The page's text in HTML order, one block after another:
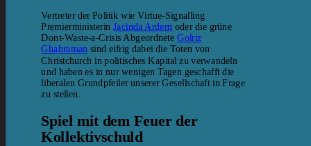
Vertreter der Politik wie Virtue-Signalling
Premierministerin Jacinda Ardern oder die grüne
Dont-Waste-a-Crisis Abgeordnete Golriz
Ghahraman sind eifrig dabei die Toten von
Christchurch in politisches Kapital zu verwandeln
und haben es in nur wenigen Tagen geschafft die
liberalen Grundpfeiler unserer Gesellschaft in Frage
zu stellen.
Spiel mit dem Feuer der
Kollektivschuld